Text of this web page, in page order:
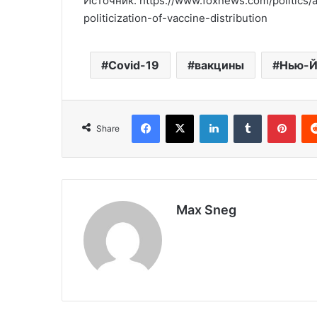
politicization-of-vaccine-distribution
Covid-19 вакцины Нью-
Share
Max Sneg